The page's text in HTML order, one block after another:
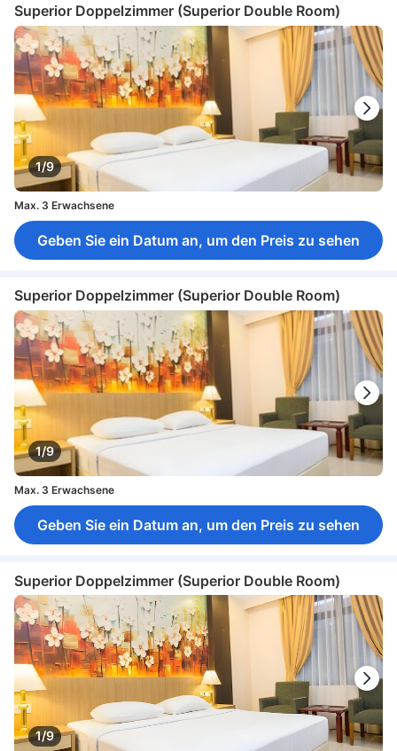
Superior Doppelzimmer (Superior Double Room)
1/9
Max. 3 Erwachsene
Geben Sie ein Datum an, um den Preis zu sehen
Superior Doppelzimmer (Superior Double Room)
1/9
Max. 3 Erwachsene
Geben Sie ein Datum an, um den Preis zu sehen
Superior Doppelzimmer (Superior Double Room)
1/9